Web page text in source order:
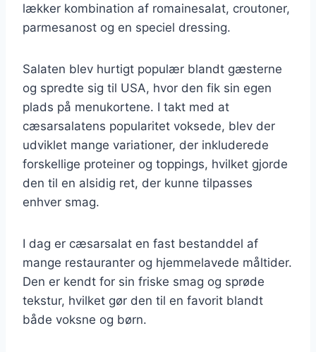
lækker kombination af romainesalat, croutoner,
parmesanost og en speciel dressing.
Salaten blev hurtigt populær blandt gæsterne
og spredte sig til USA, hvor den fik sin egen
plads på menukortene. I takt med at
cæsarsalatens popularitet voksede, blev der
udviklet mange variationer, der inkluderede
forskellige proteiner og toppings, hvilket gjorde
den til en alsidig ret, der kunne tilpasses
enhver smag.
I dag er cæsarsalat en fast bestanddel af
mange restauranter og hjemmelavede måltider.
Den er kendt for sin friske smag og sprøde
tekstur, hvilket gør den til en favorit blandt
både voksne og børn.